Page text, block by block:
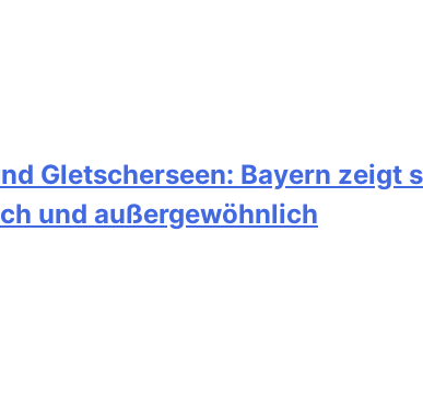
Gletscherseen: Bayern zeigt
und außergewöhnlich